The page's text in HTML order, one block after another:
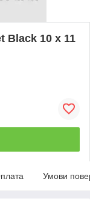
Black 10 х 11
Умови